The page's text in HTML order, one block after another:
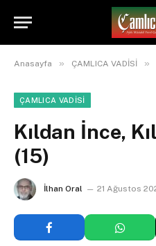
Anasayfa » ÇAMLICA VADİSİ »
ÇAMLICA VADİSİ
Kıldan İnce,
(15)
İlhan Oral 21 Ağustos